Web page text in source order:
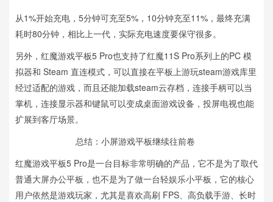
从1%开始充电，5分钟可充至5%，10分钟充至11%，最终充满
耗时80分钟，相比上一代，实际充电速度要保守很多。
另外，红魔游戏平板5 Pro也支持了红魔11S Pro系列上的PC 模
拟器和 Steam 直连模式，可以直接在平板上游玩steam游戏库里
经过适配的游戏，而且还能加载steam云存档，连接手柄可以当
掌机，连接显示器和键鼠可以变成桌面游戏设备，投屏电视也能
扩展到客厅场景。
总结：小屏游戏平板继续往前卷
红魔游戏平板5 Pro是一台目标非常明确的产品，它不是为了取代
普通大屏办公平板，也不是为了做一台轻娱乐小平板，它的核心
用户依然是游戏玩家，尤其是喜欢高刷 FPS、高负载手游、长时